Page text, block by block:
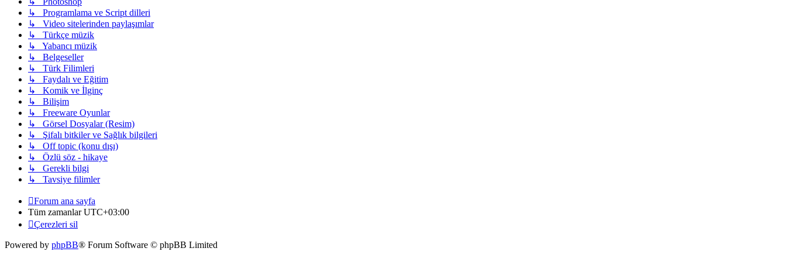
↳ Programlama ve Script dilleri
↳ Video sitelerinden paylaşımlar
↳ Türkçe müzik
↳ Yabancı müzik
↳ Belgeseller
↳ Türk Filimleri
↳ Faydalı ve Eğitim
↳ Komik ve İlginç
↳ Bilişim
↳ Freeware Oyunlar
↳ Görsel Dosyalar (Resim)
↳ Şifalı bitkiler ve Sağlık bilgileri
↳ Off topic (konu dışı)
↳ Özlü söz - hikaye
↳ Gerekli bilgi
↳ Tavsiye filimler
Forum ana sayfa
Tüm zamanlarUTC+03:00
Çerezleri sil
Powered by phpBB® Forum Software © phpBB Limited